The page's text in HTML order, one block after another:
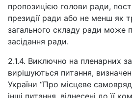
пропозицією голови ради,
президії ради або не менш як
загального складу ради може
засідання ради.
2.1.4. Виключно на пленарних
вирішуються питання,
України “Про місцеве
інші питання, віднесені до її